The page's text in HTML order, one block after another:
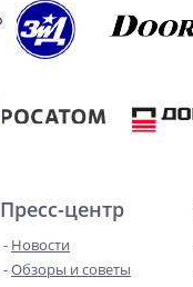
Пресс-центр
Новости
Обзоры и советы